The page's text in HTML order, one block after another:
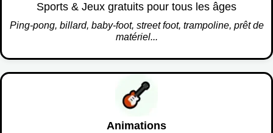
Sports & Jeux gratuits pour tous les âges
Ping-pong, billard, baby-foot, street foot, trampoline, prêt de
matériel...
Animations